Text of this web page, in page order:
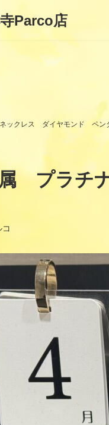
Parco店
クレス ダイヤモンド ペン
プラチ